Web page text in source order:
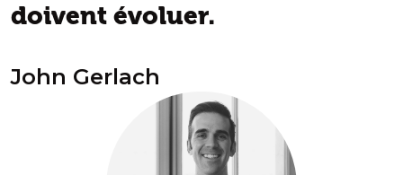
doivent évoluer.
John Gerlach